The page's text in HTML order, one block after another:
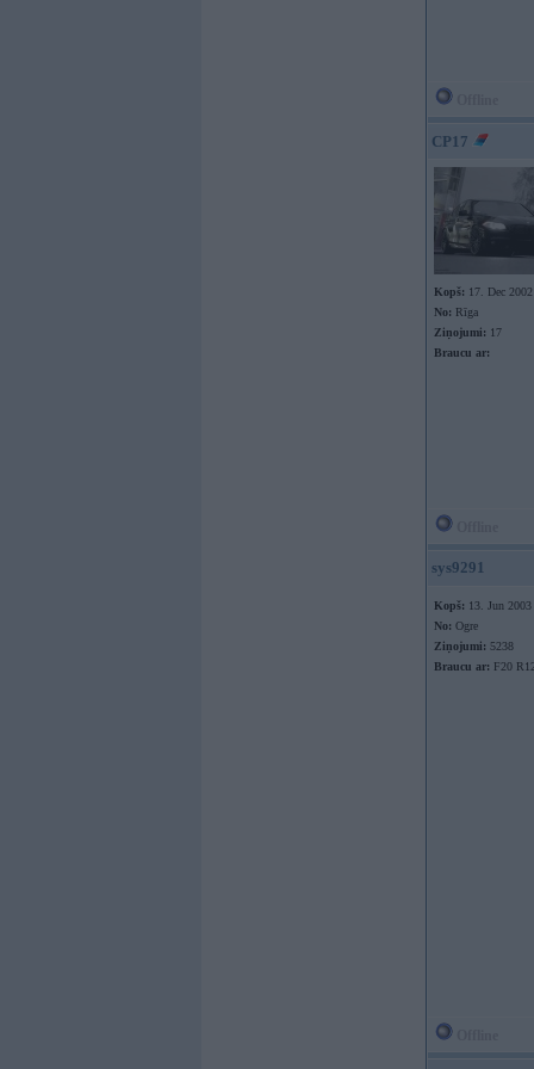
CP17
Kopš: 17. Dec 2002
No: Rīga
Ziņojumi: 17
Braucu ar:
sys9291
Kopš: 13. Jun 2003
No: Ogre
Ziņojumi: 5238
Braucu ar: F20